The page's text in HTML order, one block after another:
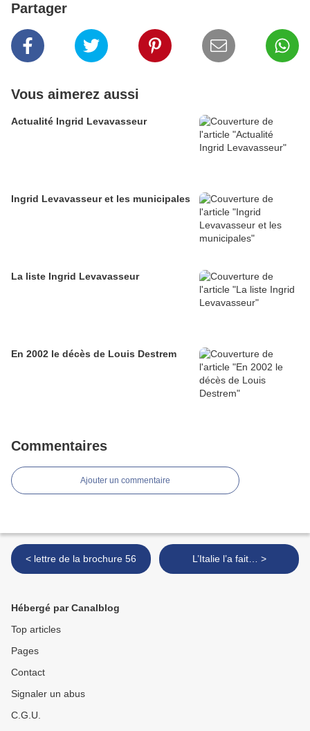
Partager
Vous aimerez aussi
Actualité Ingrid Levavasseur
Ingrid Levavasseur et les municipales
La liste Ingrid Levavasseur
En 2002 le décès de Louis Destrem
Commentaires
Ajouter un commentaire
< lettre de la brochure 56 L’Italie l’a fait… >
Hébergé par Canalblog
Top articles
Pages
Contact
Signaler un abus
C.G.U.